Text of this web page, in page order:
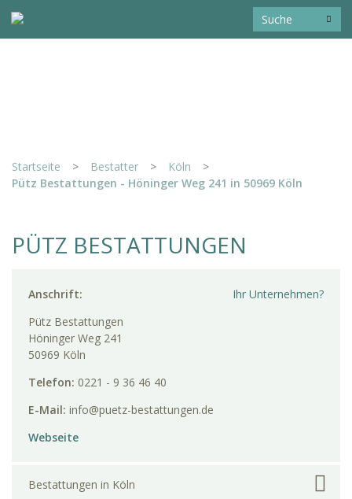
Startseite > Bestatter > Köln
>
Pütz Bestattungen - Höninger Weg 241 in 50969 Köln
PÜTZ BESTATTUNGEN
Ihr Unternehmen?
Anschrift:
Pütz Bestattungen
Höninger Weg 241
50969 Köln
Telefon: 0221 - 9 36 46 40
E-Mail: info@puetz-bestattungen.de
Webseite
Bestattungen in Köln